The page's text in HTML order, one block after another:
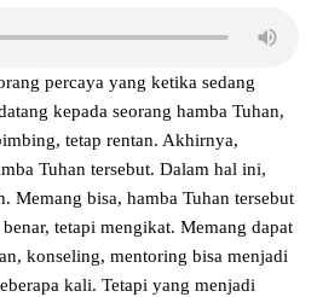
percaya yang ketika sedang
kepada seorang hamba Tuhan,
tetap rentan. Akhirnya,
Tuhan tersebut. Dalam hal ini,
Memang bisa, hamba Tuhan tersebut
tetapi mengikat. Memang dapat
konseling, mentoring bisa menjadi
kali. Tetapi yang menjadi